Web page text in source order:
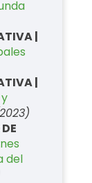
|
|
del